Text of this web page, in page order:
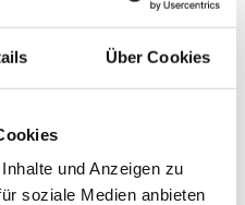
Über Cookies
und Anzeigen zu
soziale Medien anbieten
in Essiglake, weiß, 900 g,